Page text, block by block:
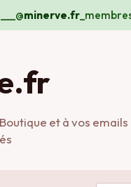
minerve.fr
et à vos emails